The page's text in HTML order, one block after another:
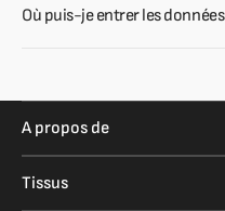
Où puis-je entrer les
A propos de
Tissus